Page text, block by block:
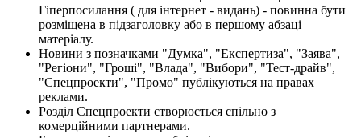
Гіперпосилання ( для інтернет - видань) - повинна бути
розміщена в підзаголовку або в першому абзаці
матеріалу.
Новини з позначками "Думка", "Експертиза", "Заява",
"Регіони", "Гроші", "Влада", "Вибори", "Тест-драйв",
"Спецпроекти", "Промо" публікуються на правах
реклами.
Розділ Спецпроекти створюється спільно з
комерційними партнерами.